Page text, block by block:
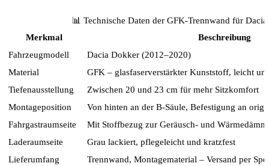
📊 Technische Daten der GFK-Trennwand für
Merkmal
Beschreibung
Fahrzeugmodell
Dacia Dokker (2012–2020)
Material
GFK – glasfaserverstärkter Kunststoff, leicht
Tiefenausstellung
Zwischen 20 und 23 cm für mehr Sitzkomfort
Montageposition
Von hinten an der B-Säule, Befestigung an
Fahrgastraumseite
Mit Stoffbezug zur Geräusch- und
Laderaumseite
Grau lackiert, pflegeleicht und kratzfest
Lieferumfang
Trennwand, Montagematerial – Versand per